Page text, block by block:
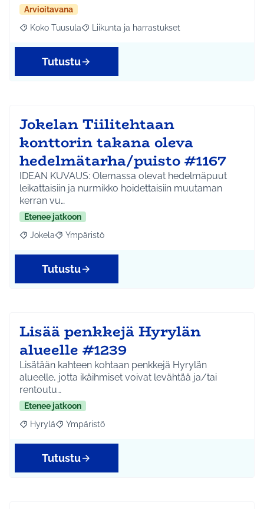
Arvioitavana
Rajaa tulokset aihepiirin mukaan: Koko Tuusula
Koko Tuusula Rajaa tulokset teeman mukaan: Liikunta ja
Liikunta ja harrastukset
Tutustu
Jokelan Tiilitehtaan
konttorin takana oleva
hedelmätarha/puisto #1167
IDEAN KUVAUS: Olemassa olevat hedelmäpuut
leikattaisiin ja nurmikko hoidettaisiin muutaman
kerran vu…
Etenee jatkoon
Rajaa tulokset aihepiirin mukaan: Jokela
Jokela Rajaa tulokset teeman mukaan: Ympäristö
Ympäristö
Tutustu
Lisää penkkejä Hyrylän
alueelle #1239
Lisätään kahteen kohtaan penkkejä Hyrylän
alueelle, jotta ikäihmiset voivat levähtää ja/tai
rentoutu…
Etenee jatkoon
Rajaa tulokset aihepiirin mukaan: Hyrylä
Hyrylä Rajaa tulokset teeman mukaan: Ympäristö
Ympäristö
Tutustu